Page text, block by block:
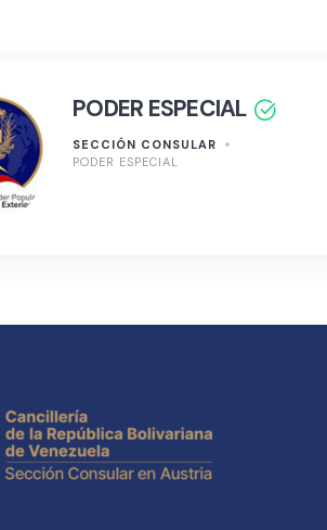
PODER ESPECIAL
SECCIÓN CONSULAR
PODER ESPECIAL